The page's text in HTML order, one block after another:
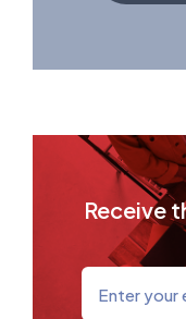
Receive